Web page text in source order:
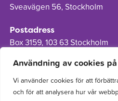
Användning av cookies
Vi använder cookies för att
och för att analysera hur vår
Sveavägen 56, Stockholm
Postadress
Box 3159, 103 63 Stockholm
Om